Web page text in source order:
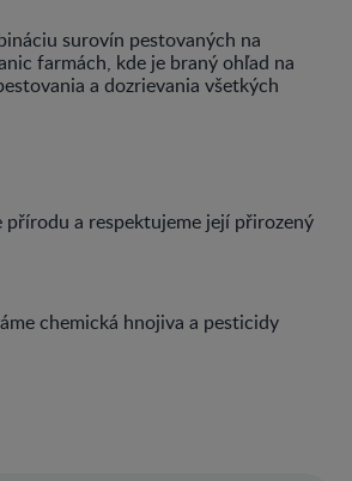
surovín pestovaných na
farmách, kde je braný ohľad na
a dozrievania všetkých
přírodu a respektujeme její přirozený
chemická hnojiva a pesticidy